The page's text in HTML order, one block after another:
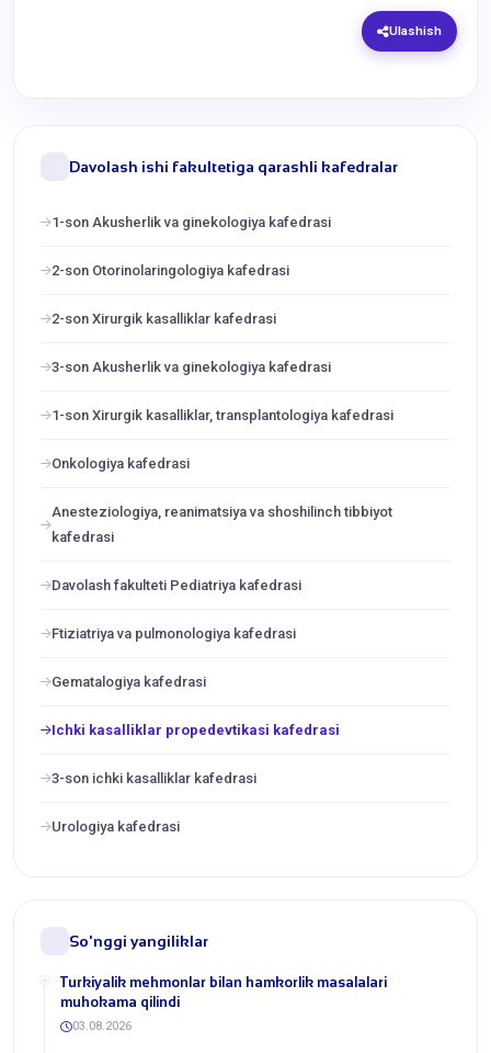
Ulashish
Davolash ishi fakultetiga qarashli kafedralar
1-son Akusherlik va ginekologiya kafedrasi
2-son Otorinolaringologiya kafedrasi
2-son Xirurgik kasalliklar kafedrasi
3-son Akusherlik va ginekologiya kafedrasi
1-son Xirurgik kasalliklar, transplantologiya kafedrasi
Onkologiya kafedrasi
Anesteziologiya, reanimatsiya va shoshilinch tibbiyot
kafedrasi
Davolash fakulteti Pediatriya kafedrasi
Ftiziatriya va pulmonologiya kafedrasi
Gematalogiya kafedrasi
Ichki kasalliklar propedevtikasi kafedrasi
3-son ichki kasalliklar kafedrasi
Urologiya kafedrasi
So'nggi yangiliklar
Turkiyalik mehmonlar bilan hamkorlik masalalari
muhokama qilindi
03.08.2026